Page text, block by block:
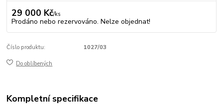
29 000 Kč/ks
Prodáno nebo rezervováno. Nelze objednat!
Číslo produktu: 1027/03
Do oblíbených
Kompletní specifikace